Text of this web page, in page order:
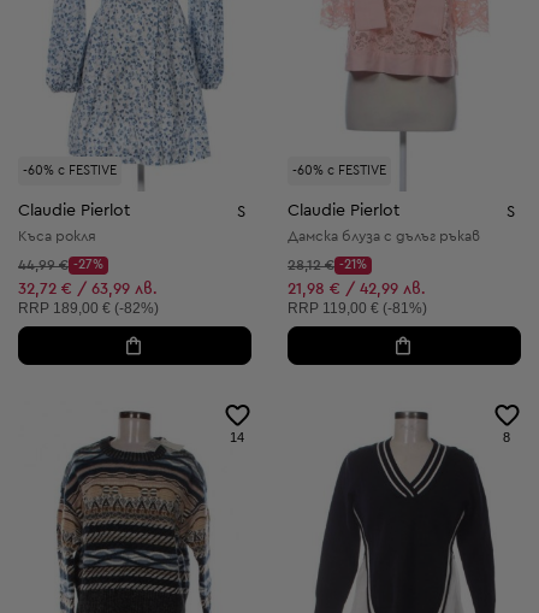
-60% с FESTIVE
Claudie Pierlot S
Къса рокля
Начална цена:
44,99 €
Discount Price:
-27%
Намалена цена:
32,72 € / 63,99 лв.
Препоръчителна цена:
RRP 189,00 € (-82%)
-60% с FESTIVE
Claudie Pierlot S
Дамска блуза с дълъг ръкав
Начална цена:
28,12 €
Discount Price:
-21%
Намалена цена:
21,98 € / 42,99 лв.
Препоръчителна цена:
RRP 119,00 € (-81%)
14 8